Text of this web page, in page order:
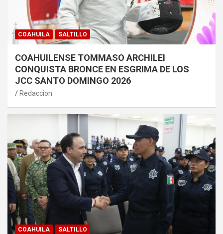
COAHUILA SALTILLO
COAHUILENSE TOMMASO ARCHILEI
CONQUISTA BRONCE EN ESGRIMA DE LOS
JCC SANTO DOMINGO 2026
Redaccion
COAHUILA SALTILLO